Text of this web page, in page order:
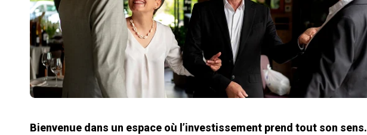
Bienvenue dans un espace où l’investissement prend tout son sens.